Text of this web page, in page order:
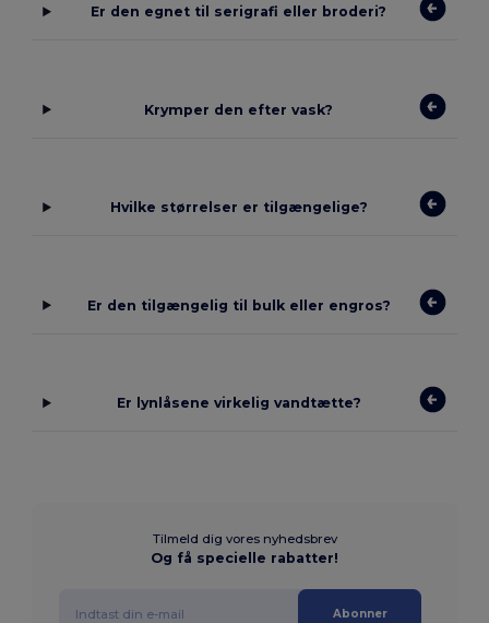
Er den egnet til serigrafi eller broderi?
Krymper den efter vask?
Hvilke størrelser er tilgængelige?
Er den tilgængelig til bulk eller engros?
Er lynlåsene virkelig vandtætte?
Tilmeld dig vores nyhedsbrev
Og få specielle rabatter!
Abonner